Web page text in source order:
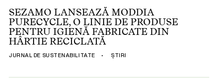
OPINII
ESG
LEGISLAȚIE
BUNE PRACTICI
SEZAMO LANSEAZĂ MODDIA
PURECYCLE, O LINIE DE PRODUSE
PENTRU IGIENĂ FABRICATE DIN
HÂRTIE RECICLATĂ
JURNAL DE SUSTENABILITATE • ȘTIRI